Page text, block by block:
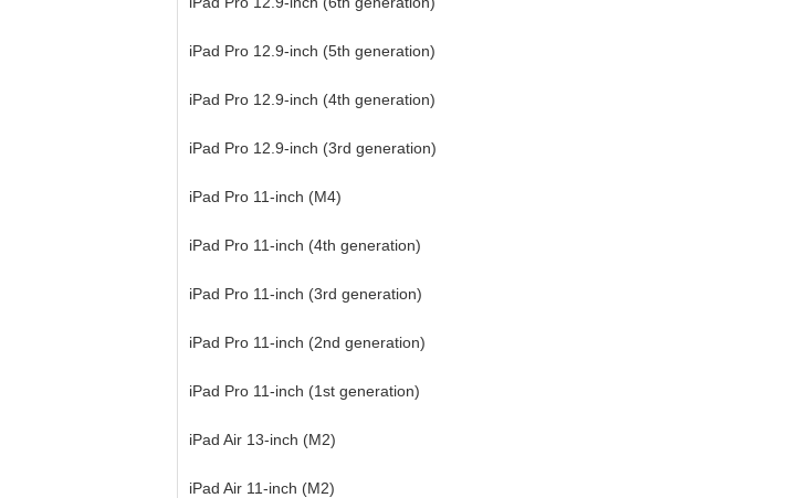
iPad Pro 12.9-inch (5th generation)
iPad Pro 12.9-inch (4th generation)
iPad Pro 12.9-inch (3rd generation)
iPad Pro 11-inch (M4)
iPad Pro 11-inch (4th generation)
iPad Pro 11-inch (3rd generation)
iPad Pro 11-inch (2nd generation)
iPad Pro 11-inch (1st generation)
iPad Air 13-inch (M2)
iPad Air 11-inch (M2)